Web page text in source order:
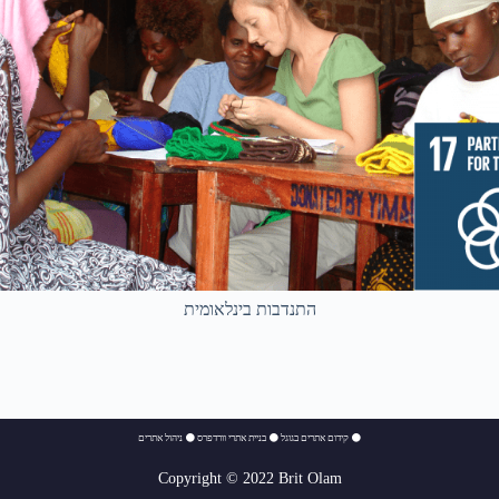
התנדבות בינלאומית
⚫ קידום אתרים בגוגל ⚫ בניית אתרי וורדפרס ⚫ ניהול אתרים
Copyright © 2022 Brit Olam